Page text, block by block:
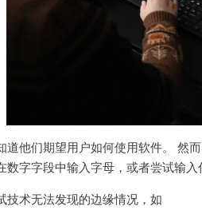
道他们期望用户如何使用软件。 然
数字字段中输入字母，或者尝试输
技术无法发现的边缘情况，如